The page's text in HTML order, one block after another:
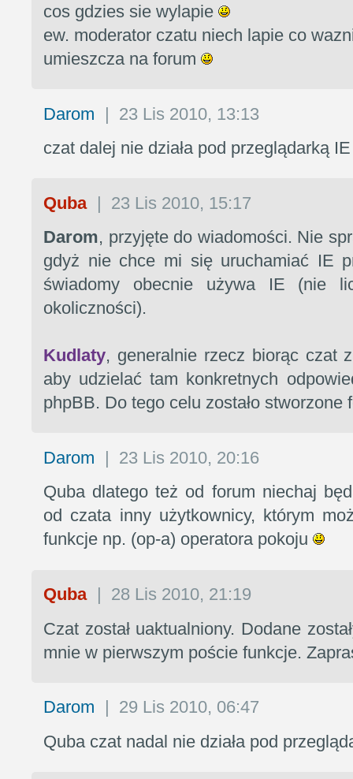
cos gdzies sie wylapie
ew. moderator czatu niech lapie co
umieszcza na forum
Darom | 23 Lis 2010, 13:13
czat dalej nie działa pod przeglądarką IE
Quba | 23 Lis 2010, 15:17
Darom, przyjęte do wiadomości. Nie
gdyż nie chce mi się uruchamiać IE
świadomy obecnie używa IE (nie
okoliczności).
Kudlaty, generalnie rzecz biorąc czat
aby udzielać tam konkretnych
phpBB. Do tego celu zostało stworzone
Darom | 23 Lis 2010, 20:16
Quba dlatego też od forum niechaj
od czata inny użytkownicy, którym
funkcje np. (op-a) operatora pokoju
Quba | 28 Lis 2010, 21:19
Czat został uaktualniony. Dodane
mnie w pierwszym poście funkcje.
Darom
29 Lis 2010, 06:47
Quba czat nadal nie działa pod